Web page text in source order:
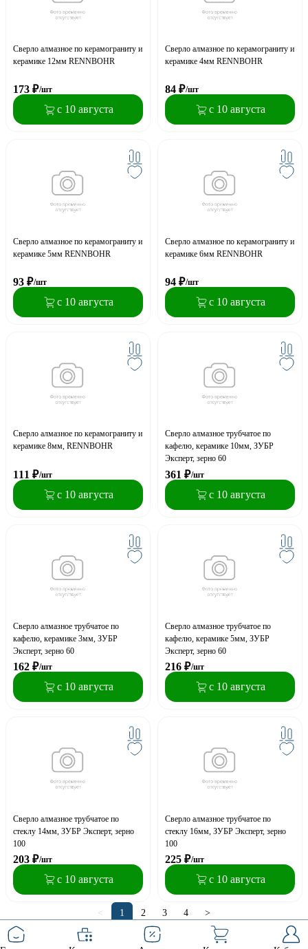
Сверло алмазное по керамограниту и
керамике 12мм RENNBOHR
173 ₽/шт
с 10 августа
Сверло алмазное по керамограниту и
керамике 4мм RENNBOHR
84 ₽/шт
с 10 августа
Сверло алмазное по керамограниту и
керамике 5мм RENNBOHR
93 ₽/шт
с 10 августа
Сверло алмазное по керамограниту и
керамике 6мм RENNBOHR
94 ₽/шт
с 10 августа
Сверло алмазное по керамограниту и
керамике 8мм, RENNBOHR
111 ₽/шт
с 10 августа
Сверло алмазное трубчатое по
кафелю, керамике 10мм, ЗУБР
Эксперт, зерно 60
361 ₽/шт
с 10 августа
Сверло алмазное трубчатое по
кафелю, керамике 3мм, ЗУБР
Эксперт, зерно 60
162 ₽/шт
с 10 августа
Сверло алмазное трубчатое по
кафелю, керамике 5мм, ЗУБР
Эксперт, зерно 60
216 ₽/шт
с 10 августа
Сверло алмазное трубчатое по
стеклу 14мм, ЗУБР Эксперт, зерно
100
203 ₽/шт
с 10 августа
Сверло алмазное трубчатое по
стеклу 16мм, ЗУБР Эксперт, зерно
100
225 ₽/шт
с 10 августа
< 1 2 3 4 >